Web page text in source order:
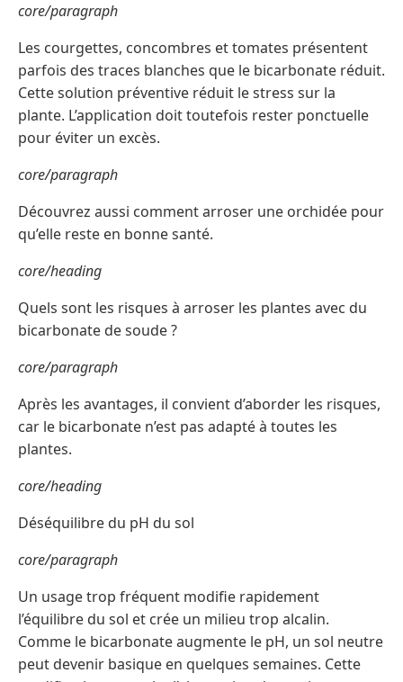
core/paragraph
Les courgettes, concombres et tomates présentent
parfois des traces blanches que le bicarbonate réduit.
Cette solution préventive réduit le stress sur la
plante. L’application doit toutefois rester ponctuelle
pour éviter un excès.
core/paragraph
Découvrez aussi comment arroser une orchidée pour
qu’elle reste en bonne santé.
core/heading
Quels sont les risques à arroser les plantes avec du
bicarbonate de soude ?
core/paragraph
Après les avantages, il convient d’aborder les risques,
car le bicarbonate n’est pas adapté à toutes les
plantes.
core/heading
Déséquilibre du pH du sol
core/paragraph
Un usage trop fréquent modifie rapidement
l’équilibre du sol et crée un milieu trop alcalin.
Comme le bicarbonate augmente le pH, un sol neutre
peut devenir basique en quelques semaines. Cette